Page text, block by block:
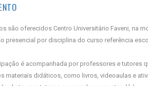
são oferecidos Centro Universitário Faveni, na
presencial por disciplina do curso referência
é acompanhada por professores e tutores
materiais didáticos, como livros, videoaulas e